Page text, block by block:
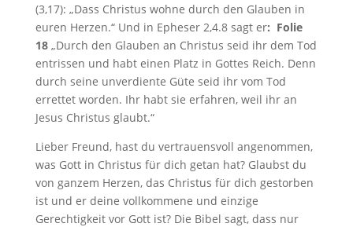
(3,17): „Dass Christus wohne durch den Glauben in
euren Herzen.“ Und in Epheser 2,4.8 sagt er: Folie
18 „Durch den Glauben an Christus seid ihr dem Tod
entrissen und habt einen Platz in Gottes Reich. Denn
durch seine unverdiente Güte seid ihr vom Tod
errettet worden. Ihr habt sie erfahren, weil ihr an
Jesus Christus glaubt.“
Lieber Freund, hast du vertrauensvoll angenommen,
was Gott in Christus für dich getan hat? Glaubst du
von ganzem Herzen, das Christus für dich gestorben
ist und er deine vollkommene und einzige
Gerechtigkeit vor Gott ist? Die Bibel sagt, dass nur